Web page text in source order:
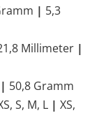
| 5,3
Millimeter |
| 50,8 Gramm
S, M, L | XS,